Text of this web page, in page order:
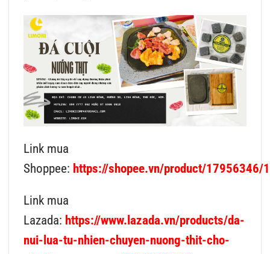
Link mua
Shoppee: https://shopee.vn/product/17956346/
Link mua
Lazada: https://www.lazada.vn/products/da-
nui-lua-tu-nhien-chuyen-nuong-thit-cho-